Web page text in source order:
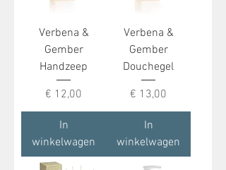
Verbena &
Gember
Handzeep
Prijs
€ 12,00
In
winkelwagen
Verbena &
Gember
Douchegel
Prijs
€ 13,00
In
winkelwagen